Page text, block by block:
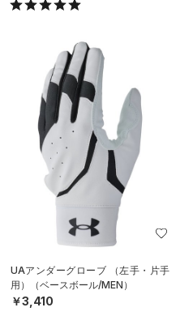
UAアンダーグローブ （左手・片手
用）（ベースボール/MEN）
￥3,410